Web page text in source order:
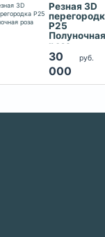
Резная 3D
Р25
Полуночная
роза
30
000
руб.